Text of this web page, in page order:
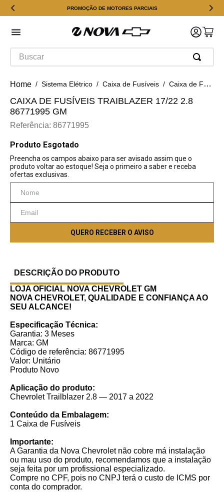
PROMOÇÃO DE MOTORES PARCIAIS
Buscar
Sistema Elétrico Caixa de Fusíveis Caixa de Fusíveis Traiblazer 17/22 2.8 86771995 GM
CAIXA DE FUSÍVEIS TRAIBLAZER 17/22 2.8
86771995 GM
Referência: 86771995
DESCRIÇÃO DO PRODUTO
LOJA OFICIAL NOVA CHEVROLET GM
NOVA CHEVROLET, QUALIDADE E CONFIANÇA AO
SEU ALCANCE!
Especificação Técnica:
Garantia: 3 Meses
Marca: GM
Código de referência: 86771995
Valor: Unitário
Produto Novo
Aplicação do produto:
Chevrolet Trailblazer 2.8 — 2017 a 2022
Conteúdo da Embalagem:
1 Caixa de Fusíveis
Importante:
A Garantia da Nova Chevrolet não cobre má instalação
ou mau uso do produto, recomendamos que a instalação
seja feita por um profissional especializado.
Compre no CPF, pois no CNPJ terá o custo de ICMS por
conta do comprador.